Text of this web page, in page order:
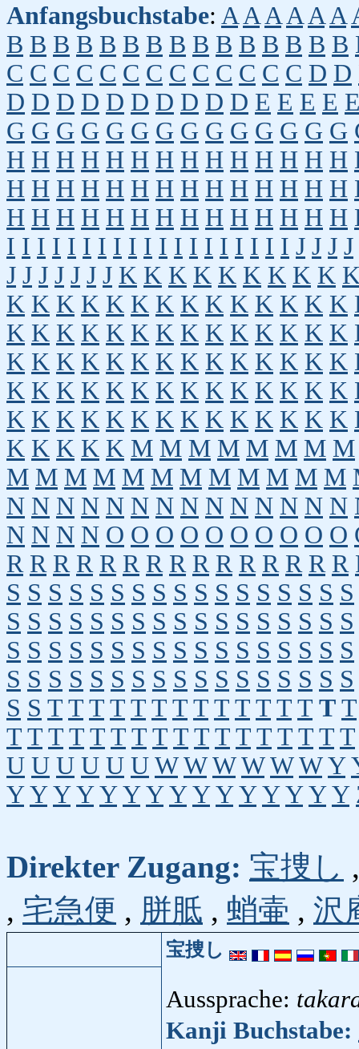
Anfangsbuchstabe: A A A A A A
B B B B B B B B B B B B B B B
C C C C C C C C C C C C C D D
D D D D D D D D D D E E E E
G G G G G G G G G G G G G G
H H H H H H H H H H H H H H
H H H H H H H H H H H H H H
H H H H H H H H H H H H H H
I I I I I I I I I I I I I I I I I I I J J J J
J J J J J J J K K K K K K K K K
K K K K K K K K K K K K K K
K K K K K K K K K K K K K K
K K K K K K K K K K K K K K
K K K K K K K K K K K K K K
K K K K K K K K K K K K K K
K K K K K M M M M M M M M
M M M M M M M M M M M M
N N N N N N N N N N N N N N
N N N N O O O O O O O O O O
R R R R R R R R R R R R R R R
S S S S S S S S S S S S S S S S S
S S S S S S S S S S S S S S S S S
S S S S S S S S S S S S S S S S S
S S S S S S S S S S S S S S S S S
S S T T T T T T T T T T T T T T T
T T T T T T T T T T T T T T T T T
U U U U U U W W W W W W Y
Y Y Y Y Y Y Y Y Y Y Y Y Y Y Y
Direkter Zugang: 宝捜し
, 宅急便 , 胼胝 , 蛸壷 , 沢
宝捜し
Aussprache:
Kanji Buchstabe: